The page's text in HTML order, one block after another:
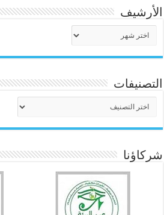
الأرشيف
التصنيفات
شركاؤنا